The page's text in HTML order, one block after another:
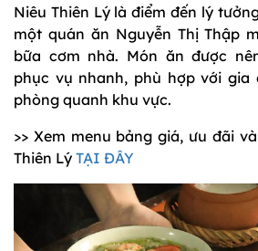
Niêu Thiên Lý là điểm đến lý
một quán ăn Nguyễn Thị Thập
bữa cơm nhà. Món ăn được
phục vụ nhanh, phù hợp với gia
phòng quanh khu vực.
>> Xem menu bảng giá, ưu đãi
Thiên Lý TẠI ĐÂY